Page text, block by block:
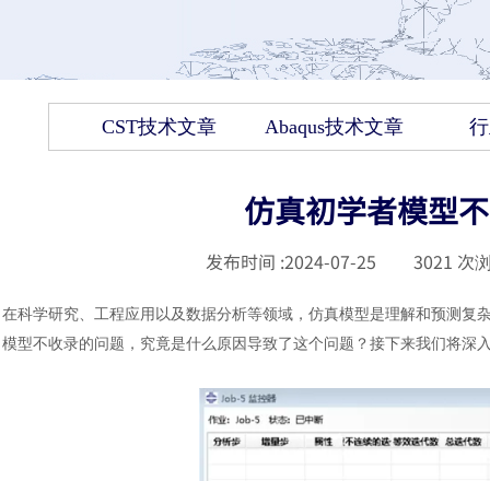
CST技术文章 Abaqus技术文章
仿真初学者模型
发布时间 :2024-07-25 3021 次
在科学研究、工程应用以及数据分析等领域，仿真模型是理解和预测
模型不收录的问题，究竟是什么原因导致了这个问题？接下来我们将深